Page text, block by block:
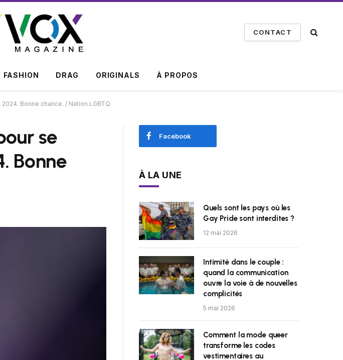
CONTACT
FASHION DRAG ORIGINALS À PROPOS
Bonne chance. / Nation LGBTQ
se
Bonne
Facebook
À LA UNE
Quels sont les pays où les
Gay Pride sont interdites ?
12 mai 2026
Intimité dans le couple :
quand la communication
ouvre la voie à de nouvelles
complicités
5 mai 2026
Comment la mode queer
transforme les codes
vestimentaires au